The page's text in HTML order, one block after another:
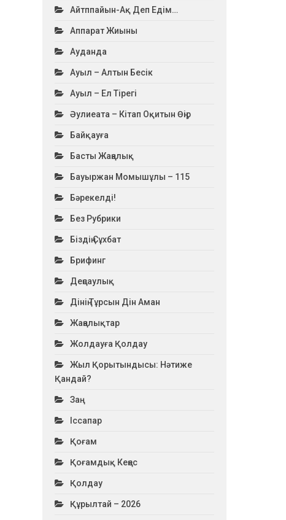
Айтппайын-Ақ Деп Едім…
Аппарат Жиыны
Ауданда
Ауыл – Алтын Бесік
Ауыл – Ел Тірегі
Әулиеата – Кітап Оқитын Өңір
Байқауға
Басты Жаңалық
Бауыржан Момышұлы – 115
Бәрекелді!
Без Рубрики
Біздің Сұхбат
Брифинг
Деңсаулық
Дінің Тұрсын Дін Аман
Жаңалықтар
Жолдауға Қолдау
Жыл Қорытындысы: Нәтиже
Қандай?
Заң
Іссапар
Қоғам
Қоғамдық Кеңес
Қолдау
Құрылтай – 2026